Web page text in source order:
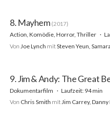
8. Mayhem (2017)
Action, Komödie, Horror, Thriller
Von Joe Lynch mitSteven Yeun,
9. Jim & Andy: The Great
Dokumentarfilm
Laufzeit: 94 min
Von Chris Smith mitJim Carrey,